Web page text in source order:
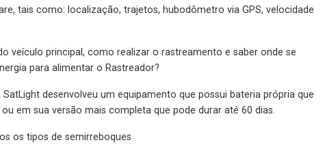
tais como: localização, trajetos, hubodômetro via GPS, velocidade
veículo principal, como realizar o rastreamento e saber onde se
para alimentar o Rastreador?
SatLight desenvolveu um equipamento que possui bateria própria que
em sua versão mais completa que pode durar até 60 dias.
os tipos de semirreboques